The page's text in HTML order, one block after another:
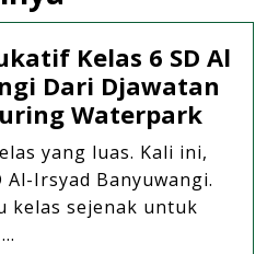
Kelas 6 SD Al
Dari Djawatan
Waterpark
Kelas
yang luas. Kali ini,
Al-Irsyad Banyuwangi.
kelas sejenak untuk